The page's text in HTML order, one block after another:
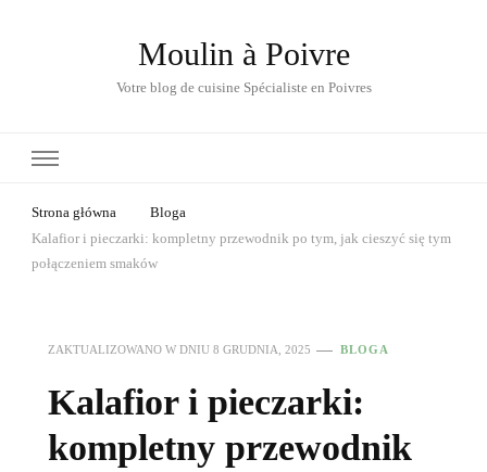
Moulin à Poivre
Votre blog de cuisine Spécialiste en Poivres
Strona główna
Bloga
Kalafior i pieczarki: kompletny przewodnik po tym, jak cieszyć się tym
połączeniem smaków
ZAKTUALIZOWANO W DNIU 8 GRUDNIA, 2025 BLOGA
Kalafior i pieczarki:
kompletny przewodnik